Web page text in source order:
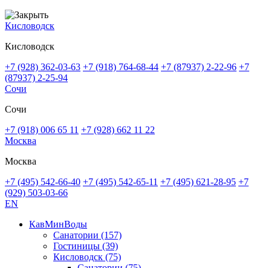
Кисловодск
Кисловодск
+7 (928) 362-03-63 +7 (918) 764-68-44 +7 (87937) 2-22-96 +7
(87937) 2-25-94
Сочи
Сочи
+7 (918) 006 65 11 +7 (928) 662 11 22
Москва
Москва
+7 (495) 542-66-40 +7 (495) 542-65-11 +7 (495) 621-28-95 +7
(929) 503-03-66
EN
КавМинВоды
Санатории (157)
Гостиницы (39)
Кисловодск (75)